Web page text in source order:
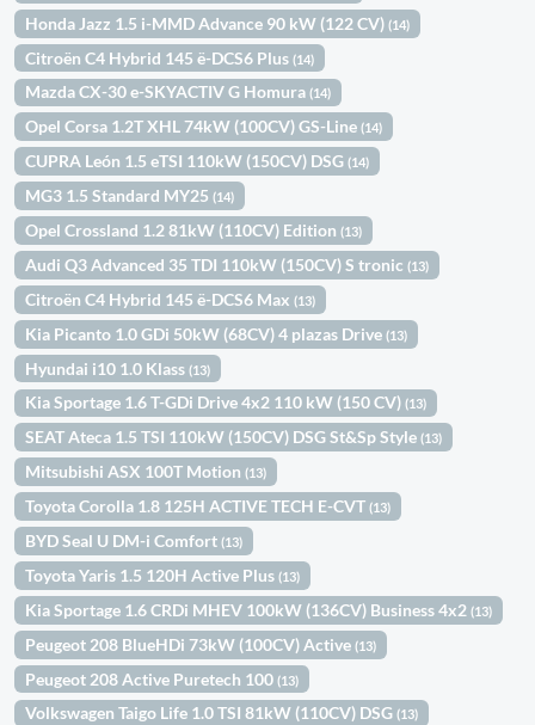
Honda Jazz 1.5 i-MMD Advance 90 kW (122 CV)(14)
Citroën C4 Hybrid 145 ë-DCS6 Plus(14)
Mazda CX-30 e-SKYACTIV G Homura(14)
Opel Corsa 1.2T XHL 74kW (100CV) GS-Line(14)
CUPRA León 1.5 eTSI 110kW (150CV) DSG(14)
MG3 1.5 Standard MY25(14)
Opel Crossland 1.2 81kW (110CV) Edition(13)
Audi Q3 Advanced 35 TDI 110kW (150CV) S tronic(13)
Citroën C4 Hybrid 145 ë-DCS6 Max(13)
Kia Picanto 1.0 GDi 50kW (68CV) 4 plazas Drive(13)
Hyundai i10 1.0 Klass(13)
Kia Sportage 1.6 T-GDi Drive 4x2 110 kW (150 CV)(13)
SEAT Ateca 1.5 TSI 110kW (150CV) DSG St&Sp Style(13)
Mitsubishi ASX 100T Motion(13)
Toyota Corolla 1.8 125H ACTIVE TECH E-CVT(13)
BYD Seal U DM-i Comfort(13)
Toyota Yaris 1.5 120H Active Plus(13)
Kia Sportage 1.6 CRDi MHEV 100kW (136CV) Business 4x2(13)
Peugeot 208 BlueHDi 73kW (100CV) Active(13)
Peugeot 208 Active Puretech 100(13)
Volkswagen Taigo Life 1.0 TSI 81kW (110CV) DSG(13)